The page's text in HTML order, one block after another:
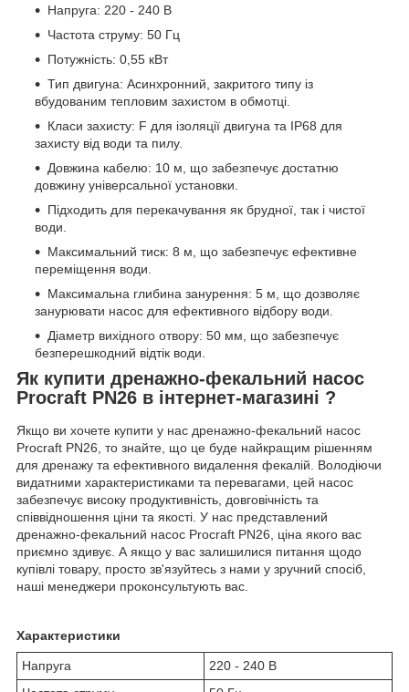
Напруга: 220 - 240 В
Частота струму: 50 Гц
Потужність: 0,55 кВт
Тип двигуна: Асинхронний, закритого типу із
вбудованим тепловим захистом в обмотці.
Класи захисту: F для ізоляції двигуна та IP68 для
захисту від води та пилу.
Довжина кабелю: 10 м, що забезпечує достатню
довжину універсальної установки.
Підходить для перекачування як брудної, так і чистої
води.
Максимальний тиск: 8 м, що забезпечує ефективне
переміщення води.
Максимальна глибина занурення: 5 м, що дозволяє
занурювати насос для ефективного відбору води.
Діаметр вихідного отвору: 50 мм, що забезпечує
безперешкодний відтік води.
Як купити дренажно-фекальний насос
Procraft PN26 в інтернет-магазині ?
Якщо ви хочете купити у нас дренажно-фекальний насос
Procraft PN26, то знайте, що це буде найкращим рішенням
для дренажу та ефективного видалення фекалій. Володіючи
видатними характеристиками та перевагами, цей насос
забезпечує високу продуктивність, довговічність та
співвідношення ціни та якості. У нас представлений
дренажно-фекальний насос Procraft PN26, ціна якого вас
приємно здивує. А якщо у вас залишилися питання щодо
купівлі товару, просто зв'язуйтесь з нами у зручний спосіб,
наші менеджери проконсультують вас.
Характеристики
Напруга
220 - 240 В